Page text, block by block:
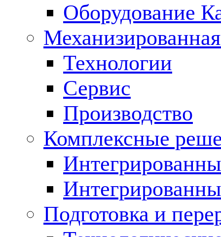
Оборудование
Технологии
Сервис
Производство
Комплексные
Подготовка и